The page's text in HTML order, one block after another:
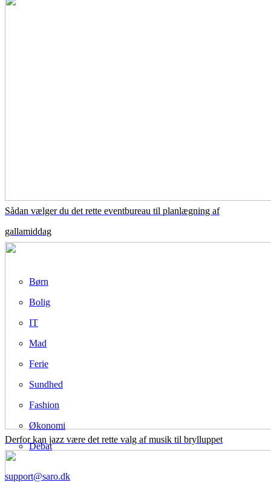
Sådan vælger du det rette eventbureau til planlægning af
gallamiddag
Derfor kan jazz være det rette valg af musik til brylluppet
Børn
Bolig
IT
Mad
Ferie
Sundhed
Fashion
Økonomi
Debat
support@saro.dk